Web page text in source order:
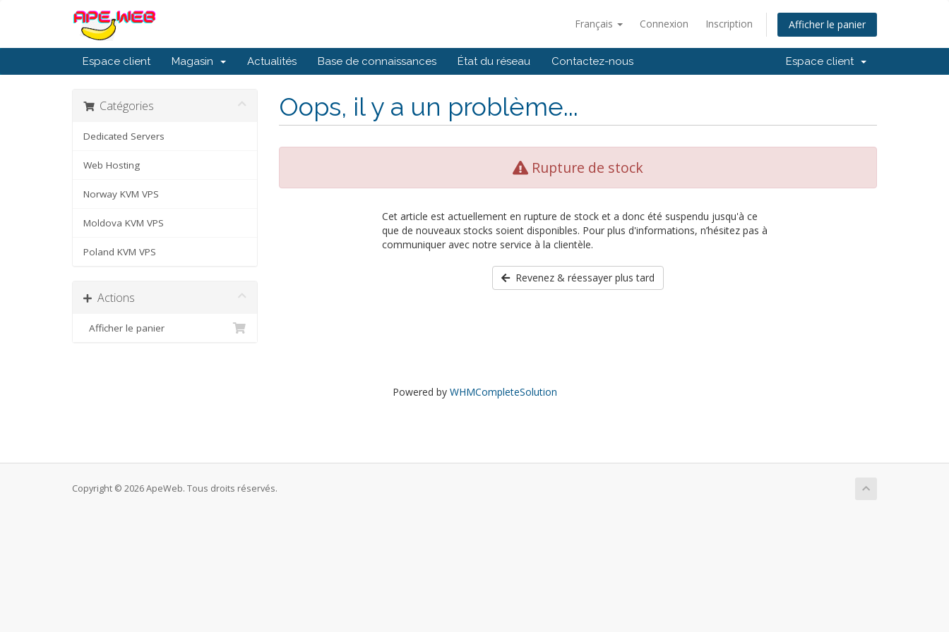
Français Connexion Inscription Afficher le panier
Espace client Magasin Actualités Base de connaissances État du réseau Contactez-nous Espace client
Catégories
Dedicated Servers
Web Hosting
Norway KVM VPS
Moldova KVM VPS
Poland KVM VPS
Actions
Afficher le panier
Oops, il y a un problème...
Rupture de stock
Cet article est actuellement en rupture de stock et a donc été suspendu jusqu'à ce
que de nouveaux stocks soient disponibles. Pour plus d'informations, n’hésitez pas à
communiquer avec notre service à la clientèle.
Revenez & réessayer plus tard
Powered by WHMCompleteSolution
Copyright © 2026 ApeWeb. Tous droits réservés.